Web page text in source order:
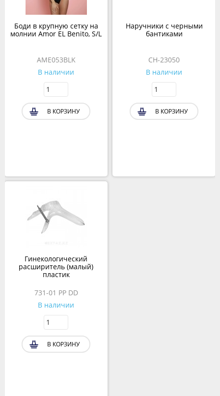
Боди в крупную сетку на
молнии Amor EL Benito, S/L
AME053BLK
В наличии
В КОРЗИНУ
Гинекологический
расширитель (малый)
пластик
731-01 PP DD
В наличии
В КОРЗИНУ
Наручники с черными
бантиками
CH-23050
В наличии
В КОРЗИНУ